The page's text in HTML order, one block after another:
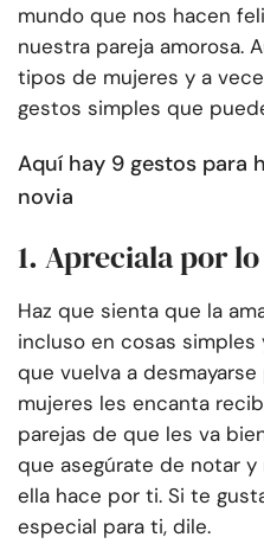
mundo que nos hacen
nuestra pareja amorosa.
tipos de mujeres y a
gestos simples que
Aquí hay 9 gestos para
novia
1. Apreciala por
Haz que sienta que la
incluso en cosas
que vuelva a
mujeres les encanta
parejas de que les va
que asegúrate de notar
ella hace por ti. Si te
especial para ti, dile.